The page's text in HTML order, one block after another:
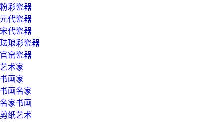
粉彩瓷器
元代瓷器
宋代瓷器
珐琅彩瓷器
官窑瓷器
艺术家
书画家
书画名家
名家书画
剪纸艺术